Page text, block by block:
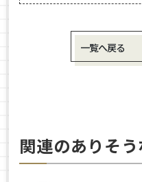
一覧へ戻る
関連のありそ